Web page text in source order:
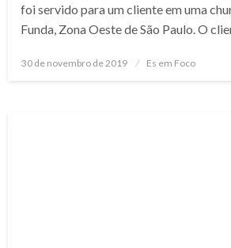
foi servido para um cliente em uma
Funda, Zona Oeste de São Paulo. O
Posted
30 de novembro de 2019 Es em Foco